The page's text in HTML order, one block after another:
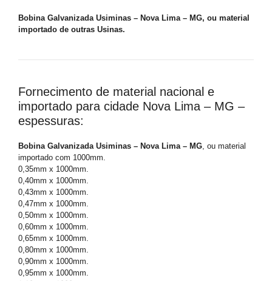
Bobina Galvanizada Usiminas – Nova Lima – MG, ou material
importado de outras Usinas.
Fornecimento de material nacional e
importado para cidade Nova Lima – MG –
espessuras:
Bobina Galvanizada Usiminas – Nova Lima – MG , ou material
importado com 1000mm.
0,35mm x 1000mm.
0,40mm x 1000mm.
0,43mm x 1000mm.
0,47mm x 1000mm.
0,50mm x 1000mm.
0,60mm x 1000mm.
0,65mm x 1000mm.
0,80mm x 1000mm.
0,90mm x 1000mm.
0,95mm x 1000mm.